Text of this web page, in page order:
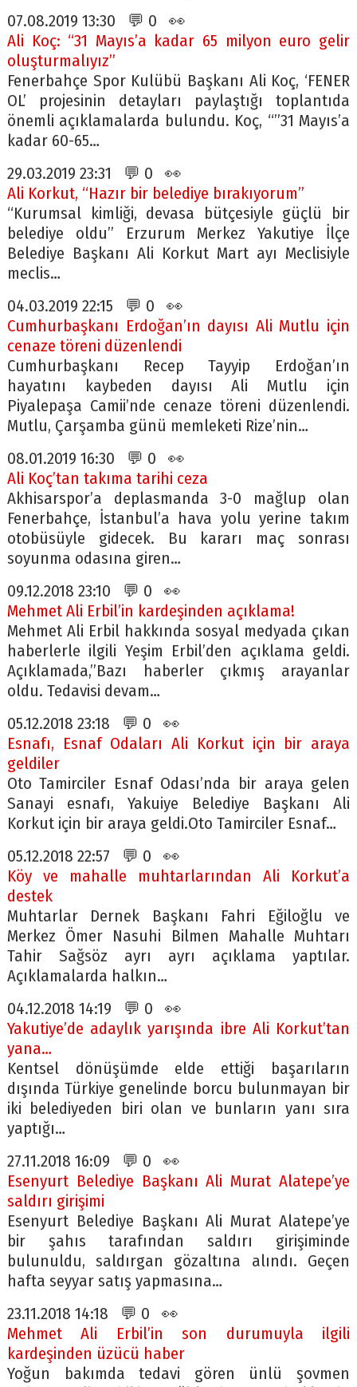
07.08.2019 13:30 💬 0 👀
Ali Koç: “31 Mayıs’a kadar 65 milyon euro gelir
oluşturmalıyız”
Fenerbahçe Spor Kulübü Başkanı Ali Koç, ‘FENER
OL’ projesinin detayları paylaştığı toplantıda
önemli açıklamalarda bulundu. Koç, “”31 Mayıs’a
kadar 60-65…
29.03.2019 23:31 💬 0 👀
Ali Korkut, “Hazır bir belediye bırakıyorum”
“Kurumsal kimliği, devasa bütçesiyle güçlü bir
belediye oldu” Erzurum Merkez Yakutiye İlçe
Belediye Başkanı Ali Korkut Mart ayı Meclisiyle
meclis…
04.03.2019 22:15 💬 0 👀
Cumhurbaşkanı Erdoğan’ın dayısı Ali Mutlu için
cenaze töreni düzenlendi
Cumhurbaşkanı Recep Tayyip Erdoğan’ın
hayatını kaybeden dayısı Ali Mutlu için
Piyalepaşa Camii’nde cenaze töreni düzenlendi.
Mutlu, Çarşamba günü memleketi Rize’nin…
08.01.2019 16:30 💬 0 👀
Ali Koç’tan takıma tarihi ceza
Akhisarspor’a deplasmanda 3-0 mağlup olan
Fenerbahçe, İstanbul’a hava yolu yerine takım
otobüsüyle gidecek. Bu kararı maç sonrası
soyunma odasına giren…
09.12.2018 23:10 💬 0 👀
Mehmet Ali Erbil’in kardeşinden açıklama!
Mehmet Ali Erbil hakkında sosyal medyada çıkan
haberlerle ilgili Yeşim Erbil’den açıklama geldi.
Açıklamada,”Bazı haberler çıkmış arayanlar
oldu. Tedavisi devam…
05.12.2018 23:18 💬 0 👀
Esnafı, Esnaf Odaları Ali Korkut için bir araya
geldiler
Oto Tamirciler Esnaf Odası’nda bir araya gelen
Sanayi esnafı, Yakuiye Belediye Başkanı Ali
Korkut için bir araya geldi.Oto Tamirciler Esnaf…
05.12.2018 22:57 💬 0 👀
Köy ve mahalle muhtarlarından Ali Korkut’a
destek
Muhtarlar Dernek Başkanı Fahri Eğiloğlu ve
Merkez Ömer Nasuhi Bilmen Mahalle Muhtarı
Tahir Sağsöz ayrı ayrı açıklama yaptılar.
Açıklamalarda halkın…
04.12.2018 14:19 💬 0 👀
Yakutiye’de adaylık yarışında ibre Ali Korkut’tan
yana…
Kentsel dönüşümde elde ettiği başarıların
dışında Türkiye genelinde borcu bulunmayan bir
iki belediyeden biri olan ve bunların yanı sıra
yaptığı…
27.11.2018 16:09 💬 0 👀
Esenyurt Belediye Başkanı Ali Murat Alatepe’ye
saldırı girişimi
Esenyurt Belediye Başkanı Ali Murat Alatepe’ye
bir şahıs tarafından saldırı girişiminde
bulunuldu, saldırgan gözaltına alındı. Geçen
hafta seyyar satış yapmasına…
23.11.2018 14:18 💬 0 👀
Mehmet Ali Erbil’in son durumuyla ilgili
kardeşinden üzücü haber
Yoğun bakımda tedavi gören ünlü şovmen